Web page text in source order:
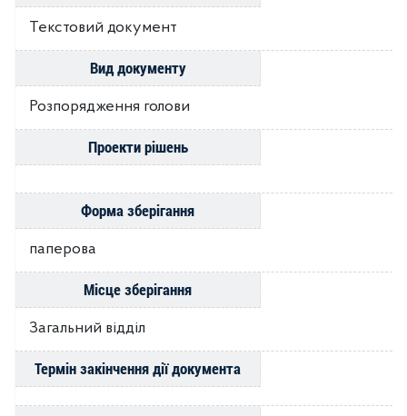
Текстовий документ
Вид документу
Розпорядження голови
Проекти рішень
Форма зберігання
паперова
Місце зберігання
Загальний відділ
Термін закінчення дії документа